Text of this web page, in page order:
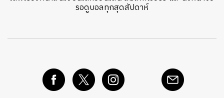
รอดูบอลทุกสุดสัปดาห์